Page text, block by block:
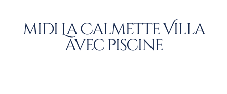
midi La Calmette Villa
avec piscine